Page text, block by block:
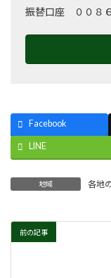
振替口座 ００８
Facebook
LINE
地域 各地
前の記事